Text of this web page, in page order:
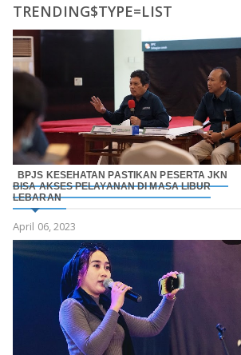
TRENDING$TYPE=LIST
BPJS KESEHATAN PASTIKAN PESERTA JKN
BISA AKSES PELAYANAN DI MASA LIBUR
LEBARAN
April 06, 2023